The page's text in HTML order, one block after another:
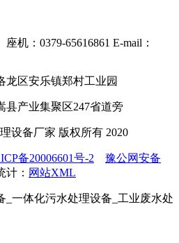
机：0379-65616861 E-mail：
龙区安乐镇郑村工业园
县产业集聚区247省道旁
设备厂家 版权所有 2020
备20006601号-2
豫公网安备
： 网站XML
_一体化污水处理设备_工业废水处